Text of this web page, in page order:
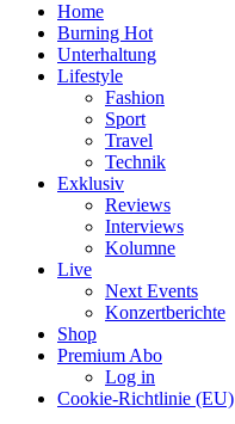
Home
Burning Hot
Unterhaltung
Lifestyle
Fashion
Sport
Travel
Technik
Exklusiv
Reviews
Interviews
Kolumne
Live
Next Events
Konzertberichte
Shop
Premium Abo
Log in
Cookie-Richtlinie (EU)